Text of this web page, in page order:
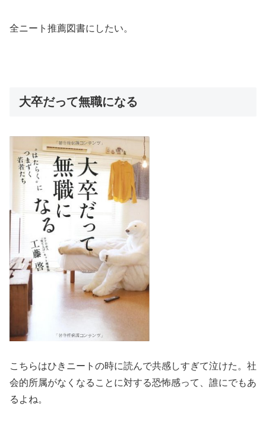
全ニート推薦図書にしたい。
大卒だって無職になる
こちらはひきニートの時に読んで共感しすぎて泣けた。社
会的所属がなくなることに対する恐怖感って、誰にでもあ
るよね。